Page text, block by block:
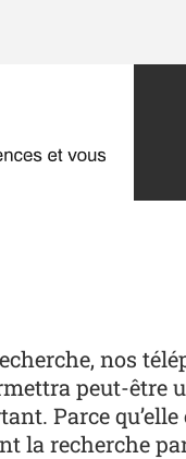
nos
peut-être
Parce
la recherche